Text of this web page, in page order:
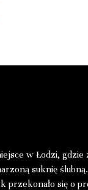
w Łodzi, gdzie
suknię
przekonało się o